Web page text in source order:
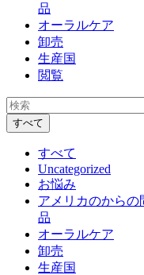
品
オーラルケア
卸売
生産国
閲覧
すべて
すべて
Uncategorized
お悩み
アメリカのから
品
オーラルケア
卸売
生産国